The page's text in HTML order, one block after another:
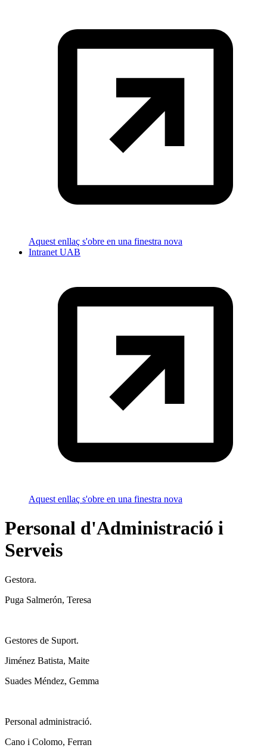
Aquest enllaç s'obre en una finestra nova
Intranet UAB
Aquest enllaç s'obre en una finestra nova
Personal d'Administració i
Serveis
Gestora.
Puga Salmerón, Teresa
Gestores de Suport.
Jiménez Batista, Maite
Suades Méndez, Gemma
Personal administració.
Cano i Colomo, Ferran